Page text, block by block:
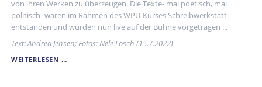
von ihren Werken zu überzeugen. Die Texte- mal poetisch, mal
politisch- waren im Rahmen des WPU-Kurses Schreibwerkstatt
entstanden und wurden nun live auf der Bühne vorgetragen ...
Text: Andrea Jensen; Fotos: Nele Losch (15.7.2022)
WEITERLESEN …